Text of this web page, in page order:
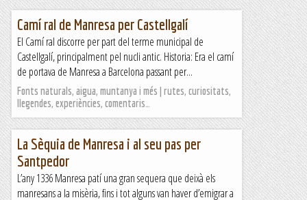
Camí ral de Manresa per Castellgalí
El Camí ral discorre per part del terme municipal de
Castellgalí, principalment pel nucli antic. Historia: Era el camí
de portava de Manresa a Barcelona passant per...
Fonts naturals, aigua, muntanya i més | rutes, curiositats,
llegendes, experiències, comentaris…
La Sèquia de Manresa i al seu pas per
Santpedor
L’any 1336 Manresa patí una gran sequera que deixà els
manresans a la misèria, fins i tot alguns van haver d’emigrar a